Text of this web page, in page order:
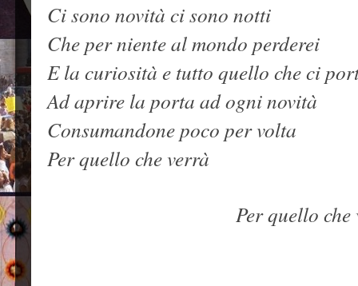
Ci sono novità ci sono notti
Che per niente al mondo perderei
E la curiosità e tutto quello che ci
Ad aprire la porta ad ogni novità
Consumandone poco per volta
Per quello che verrà
Per quello che